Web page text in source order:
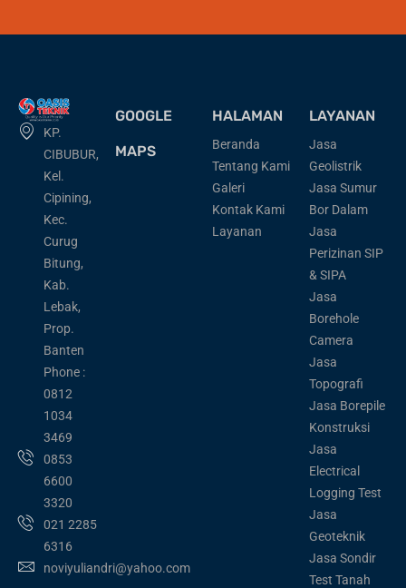
KP.
CIBUBUR,
Kel.
Cipining,
Kec.
Curug
Bitung,
Kab.
Lebak,
Prop.
Banten
Phone :
0812
1034
3469
0853
6600
3320
021 2285
6316
noviyuliandri@yahoo.com
GOOGLE
MAPS
HALAMAN
Beranda
Tentang Kami
Galeri
Kontak Kami
Layanan
LAYANAN
Jasa
Geolistrik
Jasa Sumur
Bor Dalam
Jasa
Perizinan SIP
& SIPA
Jasa
Borehole
Camera
Jasa
Topografi
Jasa Borepile
Konstruksi
Jasa
Electrical
Logging Test
Jasa
Geoteknik
Jasa Sondir
Test Tanah